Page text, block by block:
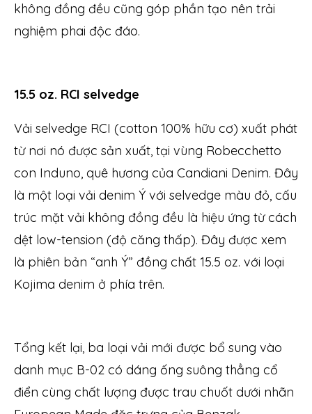
không đồng đều cũng góp phần tạo nên trải
nghiệm phai độc đáo.
15.5 oz. RCI selvedge
Vải selvedge RCI (cotton 100% hữu cơ) xuất phát
từ nơi nó được sản xuất, tại vùng Robecchetto
con Induno, quê hương của Candiani Denim. Đây
là một loại vải denim Ý với selvedge màu đỏ, cấu
trúc mặt vải không đồng đều là hiệu ứng từ cách
dệt low-tension (độ căng thấp). Đây được xem
là phiên bản “anh Ý” đồng chất 15.5 oz. với loại
Kojima denim ở phía trên.
Tổng kết lại, ba loại vải mới được bổ sung vào
danh mục B-02 có dáng ống suông thẳng cổ
điển cùng chất lượng được trau chuốt dưới nhãn